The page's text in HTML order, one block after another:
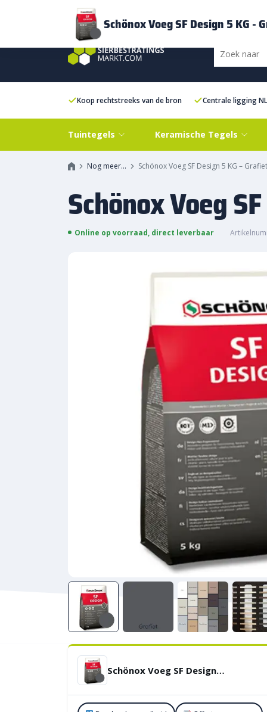
Bezorging
Koop rechtstreeks van de bron Centrale ligging NL
Tuintegels Keramische Tegels
Nog meer… Schönox Voeg SF Design 5 KG – Grafiet
Schönox Voeg
Online op voorraad, direct leverbaar
Schönox Voeg SF Design 5 KG – Grafiet
Schönox Voeg SF Design 5 KG -